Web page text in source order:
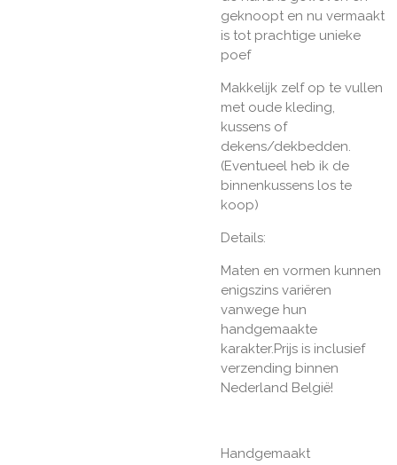
geknoopt en nu vermaakt
is tot prachtige unieke
poef
Makkelijk zelf op te vullen
met oude kleding,
kussens of
dekens/dekbedden.
(Eventueel heb ik de
binnenkussens los te
koop)
Details:
Maten en vormen kunnen
enigszins variëren
vanwege hun
handgemaakte
karakter.Prijs is inclusief
verzending binnen
Nederland België!
Handgemaakt